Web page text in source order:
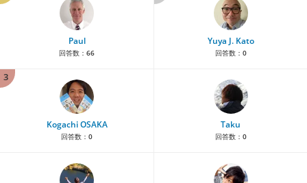
Paul
回答数： 66
Yuya J. Kato
回答数： 0
3
Kogachi OSAKA
回答数： 0
Taku
回答数： 0